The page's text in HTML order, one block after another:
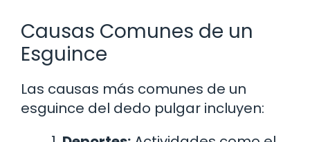
Causas Comunes de un
Esguince
Las causas más comunes de un
esguince del dedo pulgar incluyen: